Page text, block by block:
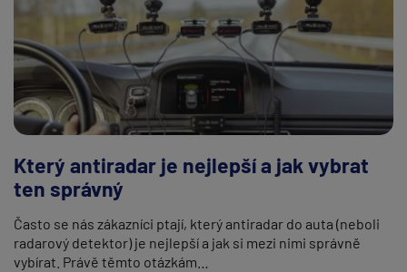
Který antiradar je nejlepší a jak vybrat
ten správný
Často se nás zákazníci ptají, který antiradar do auta (neboli
radarový detektor) je nejlepší a jak si mezi nimi správně
vybírat. Právě těmto otázkám…